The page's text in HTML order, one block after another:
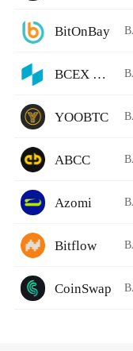
BitOnBay
BCEX Korea
YOOBTC
ABCC
Azomi
Bitflow
CoinSwap